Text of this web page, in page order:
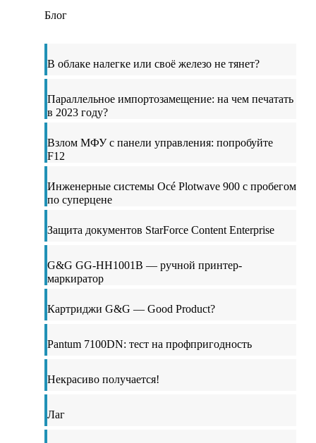
Блог
В облаке налегке или своё железо не тянет?
Параллельное импортозамещение: на чем печатать
в 2023 году?
Взлом МФУ с панели управления: попробуйте
F12
Инженерные системы Océ Plotwave 900 с пробегом
по суперцене
Защита документов StarForce Content Enterprise
G&G GG-HH1001B — ручной принтер-
маркиратор
Картриджи G&G — Good Product?
Pantum 7100DN: тест на профпригодность
Некрасиво получается!
Лаг